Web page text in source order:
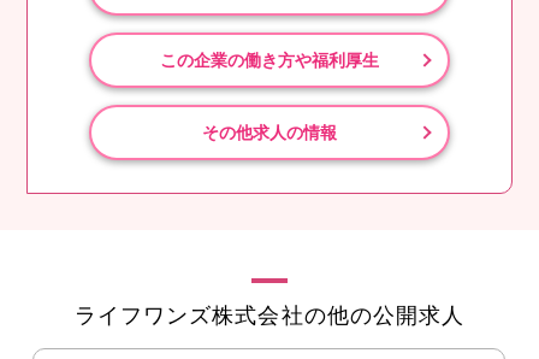
この企業の働き方や福利厚生
その他求人の情報
ライフワンズ株式会社の他の公開求人